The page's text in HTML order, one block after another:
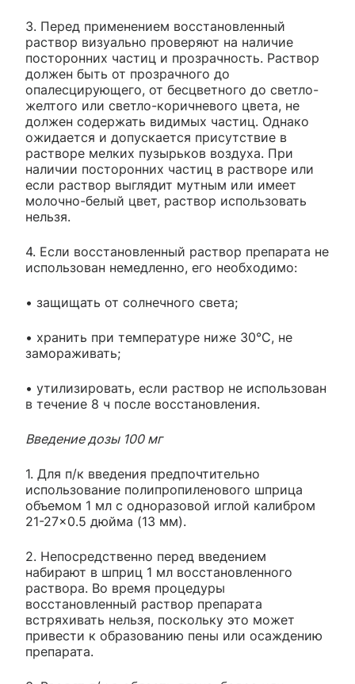
3. Перед применением восстановленный
раствор визуально проверяют на наличие
посторонних частиц и прозрачность. Раствор
должен быть от прозрачного до
опалесцирующего, от бесцветного до светло-
желтого или светло-коричневого цвета, не
должен содержать видимых частиц. Однако
ожидается и допускается присутствие в
растворе мелких пузырьков воздуха. При
наличии посторонних частиц в растворе или
если раствор выглядит мутным или имеет
молочно-белый цвет, раствор использовать
нельзя.
4. Если восстановленный раствор препарата не
использован немедленно, его необходимо:
• защищать от солнечного света;
• хранить при температуре ниже 30°С, не
замораживать;
• утилизировать, если раствор не использован
в течение 8 ч после восстановления.
Введение дозы 100 мг
1. Для п/к введения предпочтительно
использование полипропиленового шприца
объемом 1 мл с одноразовой иглой калибром
21-27×0.5 дюйма (13 мм).
2. Непосредственно перед введением
набирают в шприц 1 мл восстановленного
раствора. Во время процедуры
восстановленный раствор препарата
встряхивать нельзя, поскольку это может
привести к образованию пены или осаждению
препарата.